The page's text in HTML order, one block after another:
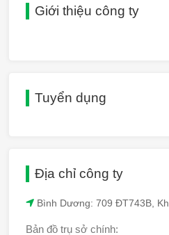
Giới thiệu công ty
Tuyển dụng
Địa chỉ công ty
Bình Dương: 709 ĐT743B,
Bản đồ trụ sở chính: